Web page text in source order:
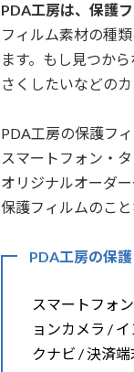
PDA工房は、保護
フィルム素材の種
ます。もし見つか
さくしたいなどの
PDA工房の保護フ
スマートフォン・
オリジナルオーダ
保護フィルムのこ
PDA工房の保
スマートフォ
ョンカメラ /
クナビ / 決済